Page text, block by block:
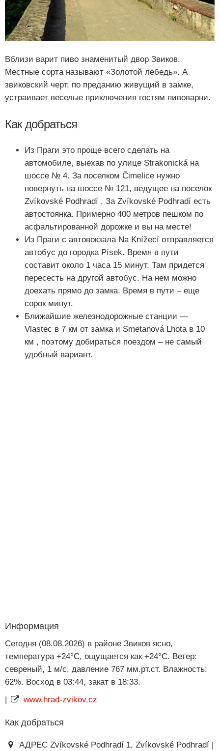
Вблизи варит пиво знаменитый двор Звиков.
Местные сорта называют «Золотой лебедь». А
звиковский черт, по преданию живущий в замке,
устраивает веселые приключения гостям пивоварни.
Как добраться
Из Праги это проще всего сделать на
автомобиле, выехав по улице Strakonická на
шоссе № 4. За поселком Čimelice нужно
повернуть на шоссе № 121, ведущее на поселок
Zvíkovské Podhradí . За Zvíkovské Podhradí есть
автостоянка. Примерно 400 метров пешком по
асфальтированной дорожке и вы на месте!
Из Праги с автовокзала Na Knížecí отправляется
автобус до городка Písek. Время в пути
составит около 1 часа 15 минут. Там придется
пересесть на другой автобус. На нем можно
доехать прямо до замка. Время в пути – еще
сорок минут.
Ближайшие железнодорожные станции —
Vlastec в 7 км от замка и Smetanová Lhota в 10
км , поэтому добираться поездом – не самый
удобный вариант.
Информация
Сегодня (08.08.2026) в районе Звиков ясно,
температура +24°C, ощущается как +24°C. Ветер:
севреный, 1 м/с, давление 767 мм.рт.ст. Влажность:
62%. Восход в 03:44, закат в 18:33.
|
www.hrad-zvikov.cz
Как добраться
АДРЕС Zvíkovské Podhradí 1, Zvíkovské Podhradí |